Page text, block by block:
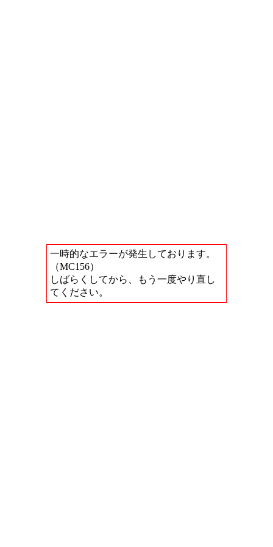
一時的なエラーが発生しております。
（MC156）
しばらくしてから、もう一度やり直し
てください。